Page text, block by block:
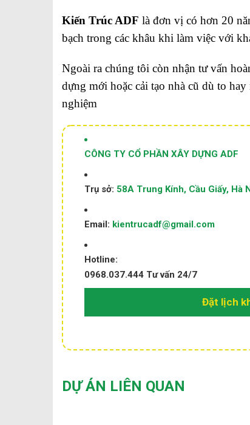
Kiến Trúc ADF là đơn vị có hơn 20
bạch trong các khâu khi làm việc với
Ngoài ra chúng tôi còn nhận tư vấn
dựng mới hoặc cải tạo nhà cũ dù to
nghiệm
CÔNG TY CỔ PHẦN XÂY DỰNG ADF
Trụ sở: 58A Trung Kính, Cầu Giấy, Hà
Email: kientrucadf@gmail.com
Hotline:
0968.037.444 Tư vấn 24/7
Đặt lịch
DỰ ÁN LIÊN QUAN